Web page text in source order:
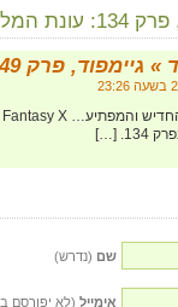
פרק 349: אסקפיזם
[…]
שם (נדרש)
אימייל (לא יפורסם